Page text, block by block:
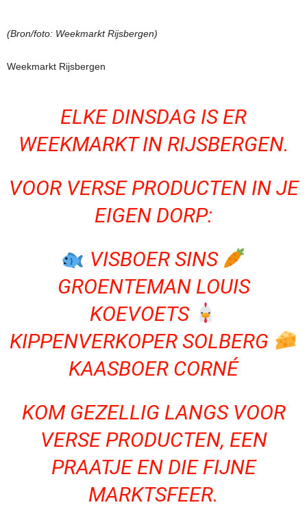
(Bron/foto: Weekmarkt Rijsbergen)
Weekmarkt Rijsbergen
ELKE DINSDAG IS ER
WEEKMARKT IN RIJSBERGEN.
VOOR VERSE PRODUCTEN IN JE
EIGEN DORP:
VISBOER SINS
GROENTEMAN LOUIS
KOEVOETS
KIPPENVERKOPER SOLBERG
KAASBOER CORNÉ
KOM GEZELLIG LANGS VOOR
VERSE PRODUCTEN, EEN
PRAATJE EN DIE FIJNE
MARKTSFEER.